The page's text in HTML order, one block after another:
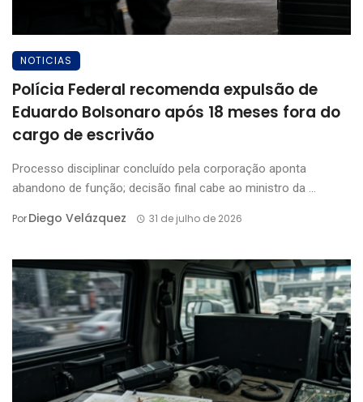
NOTICIAS
Polícia Federal recomenda expulsão de
Eduardo Bolsonaro após 18 meses fora do
cargo de escrivão
Processo disciplinar concluído pela corporação aponta
abandono de função; decisão final cabe ao ministro da ...
PorDiego Velázquez 31 de julho de 2026